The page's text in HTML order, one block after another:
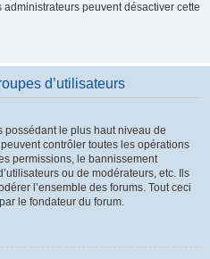
peuvent désactiver cette
d’utilisateurs
possédant le plus haut niveau de
contrôler toutes les opérations
permissions, le bannissement
ou de modérateurs, etc. Ils
l’ensemble des forums. Tout ceci
le fondateur du forum.